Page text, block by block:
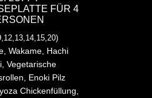
FÜR 4
Wakame, Hachi
Vegetarische
Enoki Pilz
Chickenfüllung,